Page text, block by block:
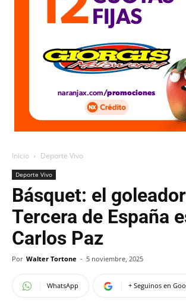
Inicio Deporte Vivo
Deporte Vivo
Básquet: el
Tercera de España
Carlos Paz
Por Walter Tortone - 5 noviembre, 2025
WhatsApp + Seguinos en